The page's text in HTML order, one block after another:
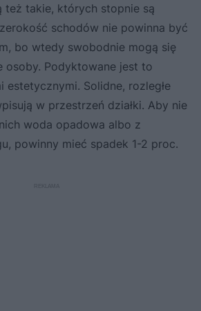
też takie, których stopnie są
schodów nie powinna być
bo wtedy swobodnie mogą się
osoby. Podyktowane jest to
estetycznymi. Solidne, rozległe
w przestrzeń działki. Aby nie
woda opadowa albo z
powinny mieć spadek 1-2 proc.